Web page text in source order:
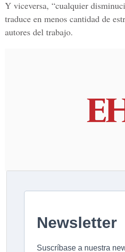
Y viceversa, “cualquier
traduce en menos cantidad de
autores del trabajo.